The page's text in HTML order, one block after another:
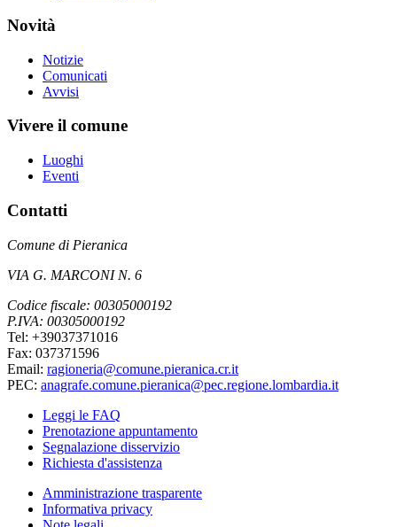
Novità
Notizie
Comunicati
Avvisi
Vivere il comune
Luoghi
Eventi
Contatti
Comune di Pieranica
VIA G. MARCONI N. 6
Codice fiscale: 00305000192
P.IVA: 00305000192
Tel: +39037371016
Fax: 037371596
Email: ragioneria@comune.pieranica.cr.it
PEC: anagrafe.comune.pieranica@pec.regione.lombardia.it
Leggi le FAQ
Prenotazione appuntamento
Segnalazione disservizio
Richiesta d'assistenza
Amministrazione trasparente
Informativa privacy